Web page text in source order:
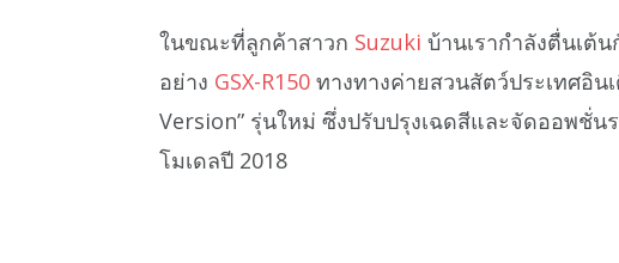
ในขณะที่ลูกค้าสาวก Suzuki บ้านเรากำลังตื่นเต้
อย่าง GSX-R150 ทางทางค่ายสวนสัตว์ประเทศอิน
Version” รุ่นใหม่ ซึ่งปรับปรุงเฉดสีและจัดออพชั่น
โมเดลปี 2018